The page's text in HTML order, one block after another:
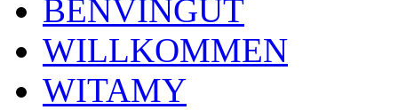
BENVINGUT
WILLKOMMEN
WITAMY